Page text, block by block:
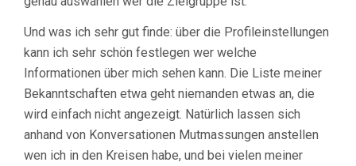
Und was ich sehr gut finde: über die Profileinstellungen
kann ich sehr schön festlegen wer welche
Informationen über mich sehen kann. Die Liste meiner
Bekanntschaften etwa geht niemanden etwas an, die
wird einfach nicht angezeigt. Natürlich lassen sich
anhand von Konversationen Mutmassungen anstellen
wen ich in den Kreisen habe, und bei vielen meiner